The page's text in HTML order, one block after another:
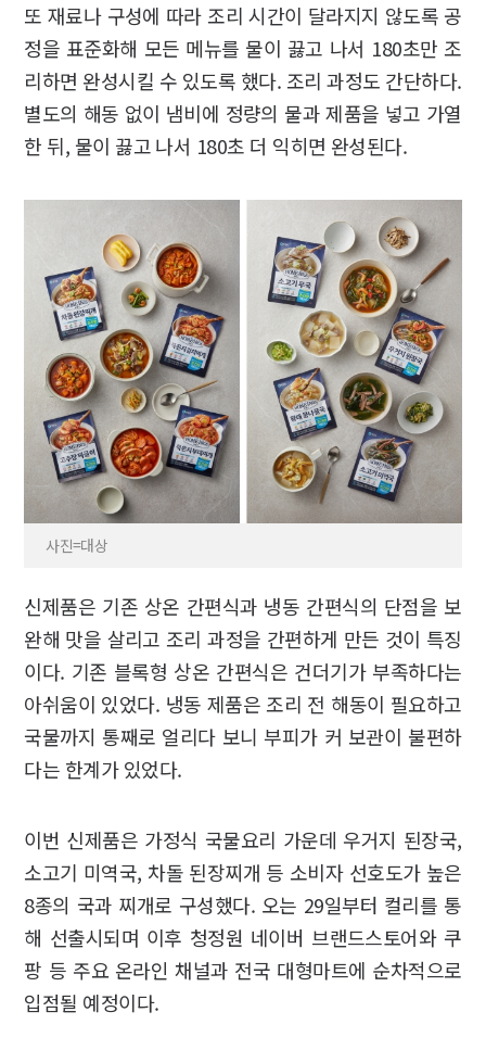
또 재료나 구성에 따라 조리 시간이 달라지지 않도록 공
정을 표준화해 모든 메뉴를 물이 끓고 나서 180초만 조
리하면 완성시킬 수 있도록 했다. 조리 과정도 간단하다.
별도의 해동 없이 냄비에 정량의 물과 제품을 넣고 가열
한 뒤, 물이 끓고 나서 180초 더 익히면 완성된다.
사진=대상
신제품은 기존 상온 간편식과 냉동 간편식의 단점을 보
완해 맛을 살리고 조리 과정을 간편하게 만든 것이 특징
이다. 기존 블록형 상온 간편식은 건더기가 부족하다는
아쉬움이 있었다. 냉동 제품은 조리 전 해동이 필요하고
국물까지 통째로 얼리다 보니 부피가 커 보관이 불편하
다는 한계가 있었다.
이번 신제품은 가정식 국물요리 가운데 우거지 된장국,
소고기 미역국, 차돌 된장찌개 등 소비자 선호도가 높은
8종의 국과 찌개로 구성했다. 오는 29일부터 컬리를 통
해 선출시되며 이후 청정원 네이버 브랜드스토어와 쿠
팡 등 주요 온라인 채널과 전국 대형마트에 순차적으로
입점될 예정이다.